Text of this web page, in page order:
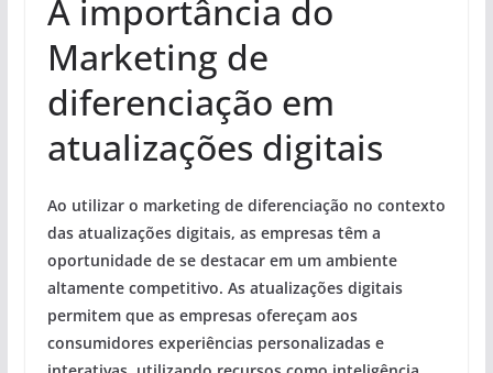
A importância do
Marketing de
diferenciação em
atualizações digitais
Ao utilizar o marketing de diferenciação no contexto
das atualizações digitais, as empresas têm a
oportunidade de se destacar em um ambiente
altamente competitivo. As atualizações digitais
permitem que as empresas ofereçam aos
consumidores experiências personalizadas e